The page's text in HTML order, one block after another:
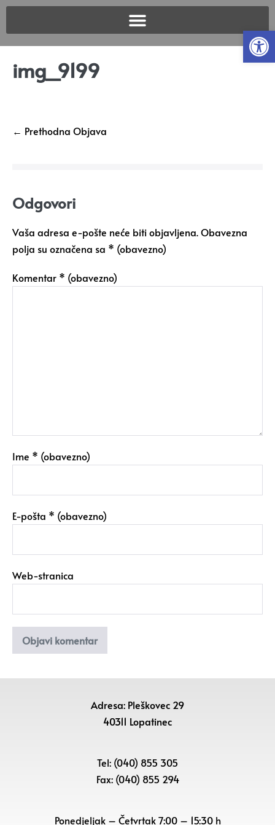
img_9199
← Prethodna Objava
Odgovori
Vaša adresa e-pošte neće biti objavljena.Obavezna
polja su označena sa * (obavezno)
Komentar * (obavezno)
Ime * (obavezno)
E-pošta * (obavezno)
Web-stranica
Adresa: Pleškovec 29
40311 Lopatinec
Tel: (040) 855 305
Fax: (040) 855 294
Ponedjeljak – Četvrtak 7:00 – 15:30 h